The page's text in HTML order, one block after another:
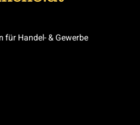
Handel- & Gewerbe